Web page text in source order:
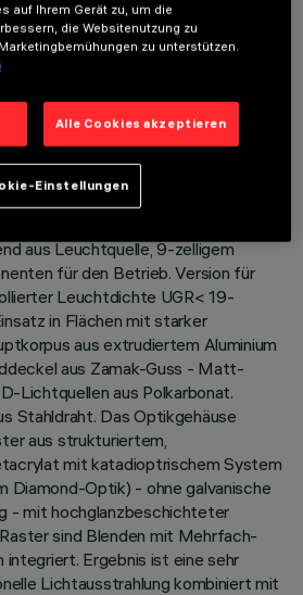
DATEN
aus Leuchtquelle, 9-zelligem
für den Betrieb. Version für
Leuchtdichte UGR< 19-
in Flächen mit starker
aus extrudiertem Aluminium
aus Zamak-Guss - Matt-
Lichtquellen aus Polkarbonat.
Stahldraht. Das Optikgehäuse
aus strukturiertem,
mit katadioptrischem System
Diamond-Optik) - ohne galvanische
- mit hochglanzbeschichteter
sind Blenden mit Mehrfach-
integriert. Ergebnis ist eine sehr
Lichtausstrahlung kombiniert mit
auf Ihrem Gerät zu, um die
die Websitenutzung zu
zu unterstützen.
Alle Cookies akzeptieren
Einstellungen